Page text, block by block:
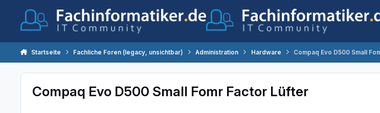
Startseite Fachliche Foren (legacy, unsichtbar) Administration Hardware Compaq Evo D500 Small
Compaq Evo D500 Small Fomr Factor Lüfter